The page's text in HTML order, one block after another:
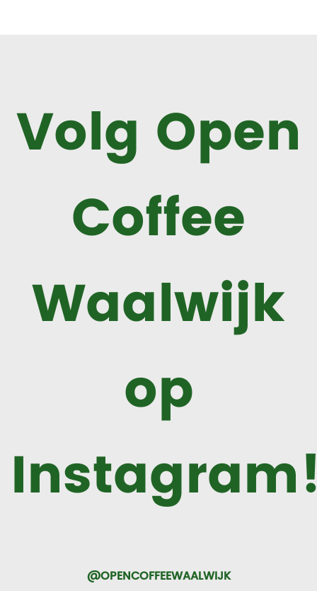
Volg Open
Coffee
Waalwijk
op
@OPENCOFFEEWAALWIJK